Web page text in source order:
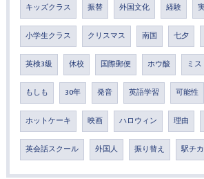
キッズクラス 振替 外国文化 経験
小学生クラス クリスマス 南国 七夕
英検3級 休校 国際郵便 ホウ酸 ミス
もしも 30年 発音 英語学習 可能性
ホットケーキ 映画 ハロウィン 理由
英会話スクール 外国人 振り替え 駅チカ